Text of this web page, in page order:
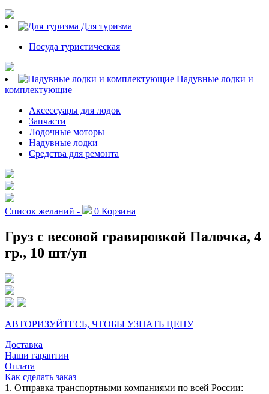
Для туризма
Посуда туристическая
Надувные лодки и
комплектующие
Аксессуары для лодок
Запчасти
Лодочные моторы
Надувные лодки
Средства для ремонта
Список желаний - 0 Корзина
Груз с весовой гравировкой Палочка, 4
гр., 10 шт/уп
АВТОРИЗУЙТЕСЬ, ЧТОБЫ УЗНАТЬ ЦЕНУ
Доставка
Наши гарантии
Оплата
Как сделать заказ
1. Отправка транспортными компаниями по всей России: